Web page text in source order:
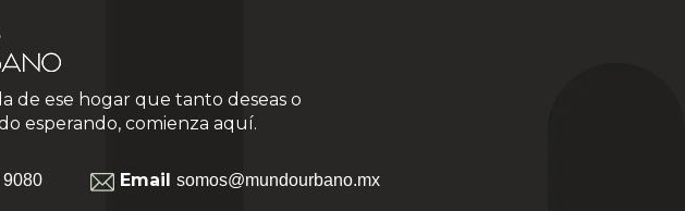
de ese hogar que tanto deseas o
esperando, comienza aquí.
Email somos@mundourbano.mx